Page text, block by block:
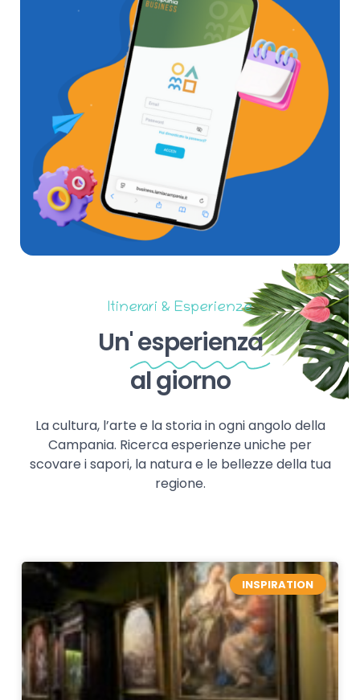
Itinerari & Esperienze
Un'esperienza
al giorno
La cultura, l’arte e la storia in ogni angolo della
Campania. Ricerca esperienze uniche per
scovare i sapori, la natura e le bellezze della tua
regione.
INSPIRATION